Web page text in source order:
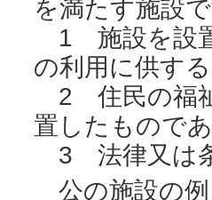
を満たす施設で
1 施設を設置
の利用に供す
2 住民の福祉
置したもので
3 法律又は
公の施設の